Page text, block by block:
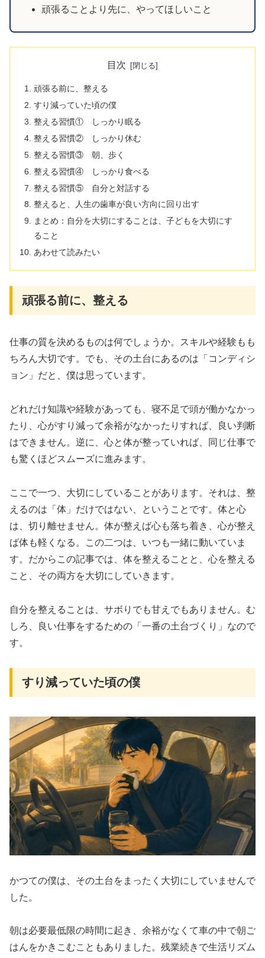
頑張ることより先に、やってほしいこと
目次
頑張る前に、整える
すり減っていた頃の僕
整える習慣① しっかり眠る
整える習慣② しっかり休む
整える習慣③ 朝、歩く
整える習慣④ しっかり食べる
整える習慣⑤ 自分と対話する
整えると、人生の歯車が良い方向に回り出す
まとめ：自分を大切にすることは、子どもを大切にす
ること
あわせて読みたい
頑張る前に、整える
仕事の質を決めるものは何でしょうか。スキルや経験もも
ちろん大切です。でも、その土台にあるのは「コンディシ
ョン」だと、僕は思っています。
どれだけ知識や経験があっても、寝不足で頭が働かなかっ
たり、心がすり減って余裕がなかったりすれば、良い判断
はできません。逆に、心と体が整っていれば、同じ仕事で
も驚くほどスムーズに進みます。
ここで一つ、大切にしていることがあります。それは、整
えるのは「体」だけではない、ということです。体と心
は、切り離せません。体が整えば心も落ち着き、心が整え
ば体も軽くなる。この二つは、いつも一緒に動いていま
す。だからこの記事では、体を整えることと、心を整える
こと、その両方を大切にしていきます。
自分を整えることは、サボりでも甘えでもありません。む
しろ、良い仕事をするための「一番の土台づくり」なので
す。
すり減っていた頃の僕
かつての僕は、その土台をまったく大切にしていませんで
した。
朝は必要最低限の時間に起き、余裕がなくて車の中で朝ご
はんをかきこむこともありました。残業続きで生活リズム